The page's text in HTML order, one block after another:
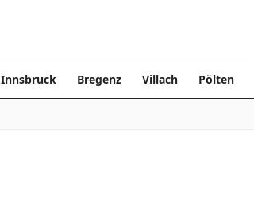
Innsbruck Bregenz Villach Pölten